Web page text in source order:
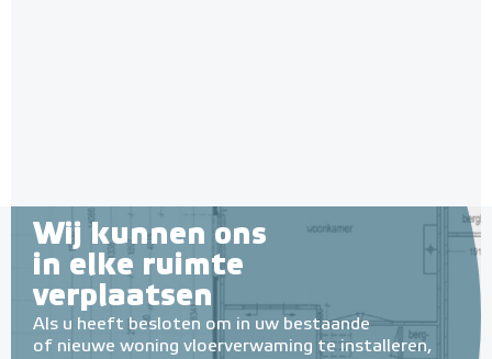
Wij kunnen ons
in elke ruimte
verplaatsen
Als u heeft besloten om in uw bestaande
of nieuwe woning vloerverwaming te installeren,